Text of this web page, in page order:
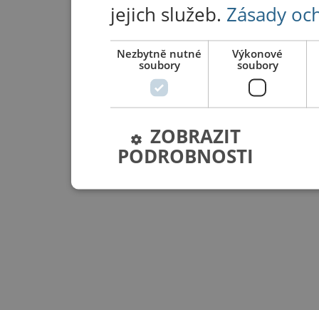
jejich služeb. Zásady
Nezbytně nutné
soubory
Výkonové
soubory
ZOBRAZIT
PODROBNOSTI